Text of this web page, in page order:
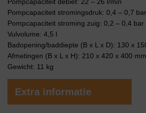
Pompcapaciteit stromingsdruk: 0,4 – 0,7 bar
Pompcapaciteit stroming zuig: 0,2 – 0,4 bar
Vulvolume: 4,5 l
Badopening/baddiepte (B x L x D): 130 x
Afmetingen (B x L x H): 210 x 420 x 400 mm
Gewicht: 11 kg
Extra informatie